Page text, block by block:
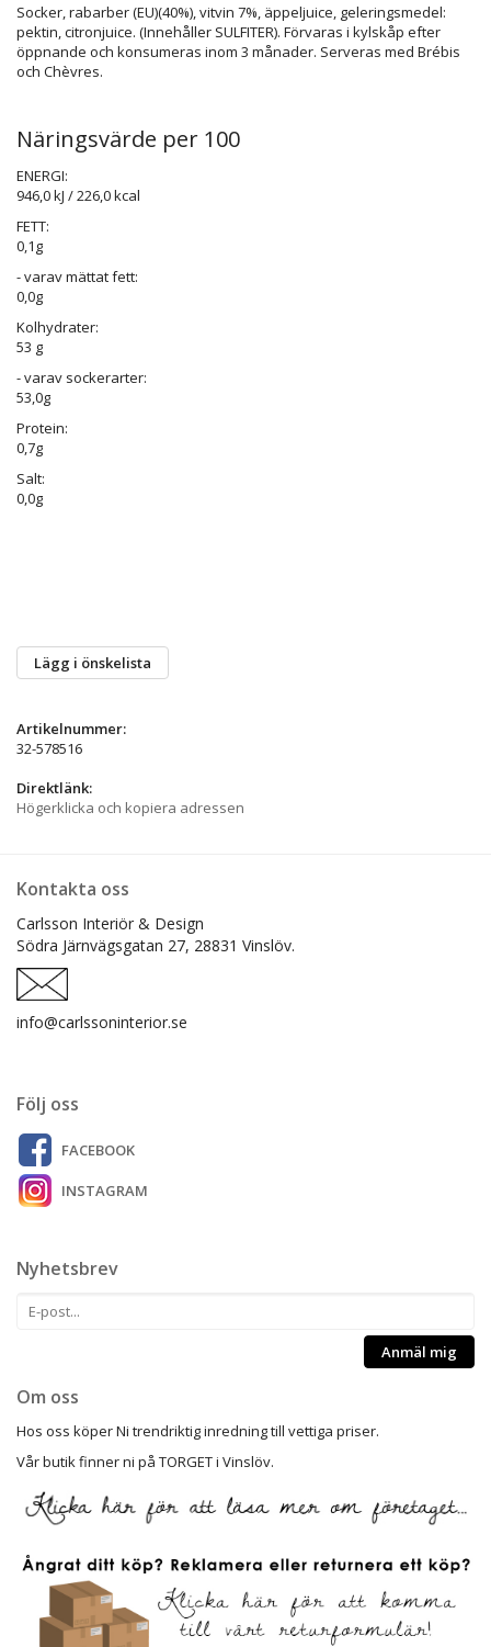
Socker, rabarber (EU)(40%), vitvin 7%, äppeljuice, geleringsmedel:
pektin, citronjuice. (Innehåller SULFITER). Förvaras i kylskåp efter
öppnande och konsumeras inom 3 månader. Serveras med Brébis
och Chèvres.
Näringsvärde per 100
ENERGI:
946,0 kJ / 226,0 kcal
FETT:
0,1g
- varav mättat fett:
0,0g
Kolhydrater:
53 g
- varav sockerarter:
53,0g
Protein:
0,7g
Salt:
0,0g
Lägg i önskelista
Artikelnummer:
32-578516
Direktlänk:
Högerklicka och kopiera adressen
Kontakta oss
Carlsson Interiör & Design
Södra Järnvägsgatan 27, 28831 Vinslöv.
info@carlssoninterior.se
Följ oss
FACEBOOK
INSTAGRAM
Nyhetsbrev
Anmäl mig
Om oss
Hos oss köper Ni trendriktig inredning till vettiga priser.
Vår butik finner ni på TORGET i Vinslöv.